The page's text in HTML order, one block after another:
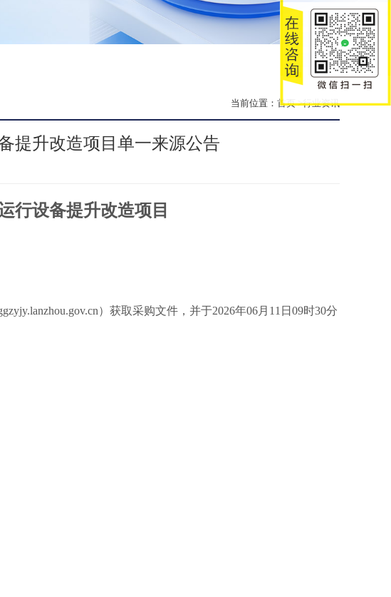
当前位置： 首页>行业资讯
提升改造项目单一来源公告
行设备提升改造项目
）获取采购文件，并于2026年06月11日09时30分